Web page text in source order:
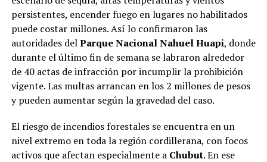
persistentes, encender fuego en lugares no habilitados
puede costar millones. Así lo confirmaron las
autoridades delParque Nacional Nahuel Huapi, donde
durante el último fin de semana se labraron alrededor
de 40 actas de infracción por incumplir la prohibición
vigente. Las multas arrancan en los 2 millones de pesos
y pueden aumentar según la gravedad del caso.
El riesgo de incendios forestales se encuentra en un
nivel extremo en toda la región cordillerana, con focos
activos que afectan especialmente a Chubut. En ese